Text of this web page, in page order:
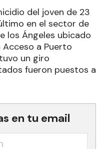
del joven de 23
en el sector de
los Ángeles ubicado
Acceso a Puerto
un giro
fueron puestos a
en tu email